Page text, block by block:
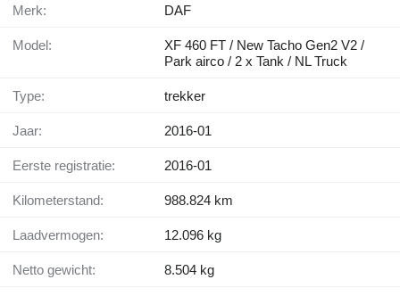
Merk: DAF
Model:
XF 460 FT / New Tacho Gen2 V2 /
Park airco / 2 x Tank / NL Truck
Type: trekker
Jaar: 2016-01
Eerste registratie: 2016-01
Kilometerstand: 988.824 km
Laadvermogen: 12.096 kg
Netto gewicht: 8.504 kg